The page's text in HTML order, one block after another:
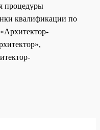
процедуры
квалификации по